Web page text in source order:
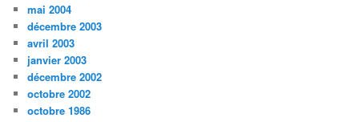
mai 2004
décembre 2003
avril 2003
janvier 2003
décembre 2002
octobre 2002
octobre 1986